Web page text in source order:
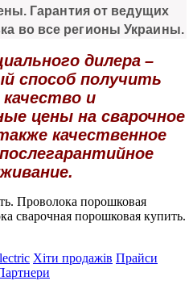
Гарантия от ведущих
во все регионы Украины.
дилера –
способ получить
и
цены на сварочное
качественное
Проволока порошковая
сварочная порошковая купить.
Хіти продажів Прайси